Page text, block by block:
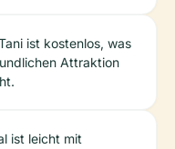
ist kostenlos, was
Attraktion
ist leicht mit